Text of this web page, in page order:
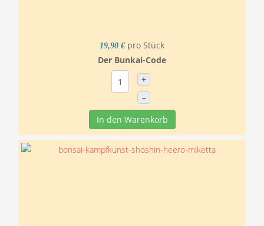
19,90 € pro Stück
Der Bunkai-Code
+
–
In den Warenkorb